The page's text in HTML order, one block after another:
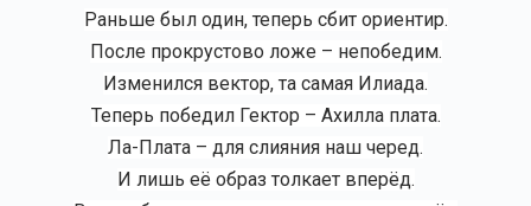
Раньше был один, теперь сбит ориентир.
После прокрустово ложе – непобедим.
Изменился вектор, та самая Илиада.
Теперь победил Гектор – Ахилла плата.
Ла-Плата – для слияния наш черед.
И лишь её образ толкает вперёд.